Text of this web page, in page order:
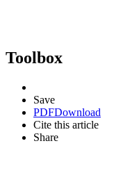
Toolbox
Save
PDFDownload
Cite this article
Share